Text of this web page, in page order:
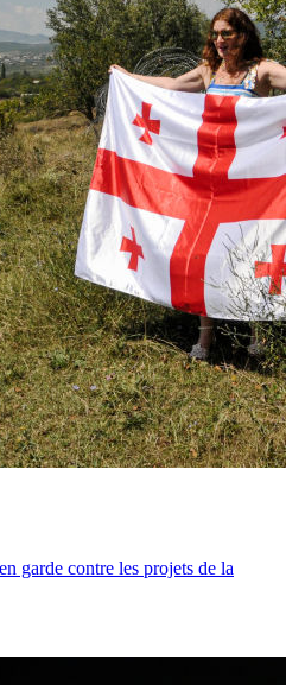
garde contre les projets de la